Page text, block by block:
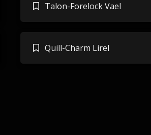
Talon-Forelock Vael
Quill-Charm Lirel